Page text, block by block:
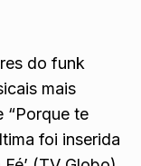
do funk
mais
“Porque te
foi inserida